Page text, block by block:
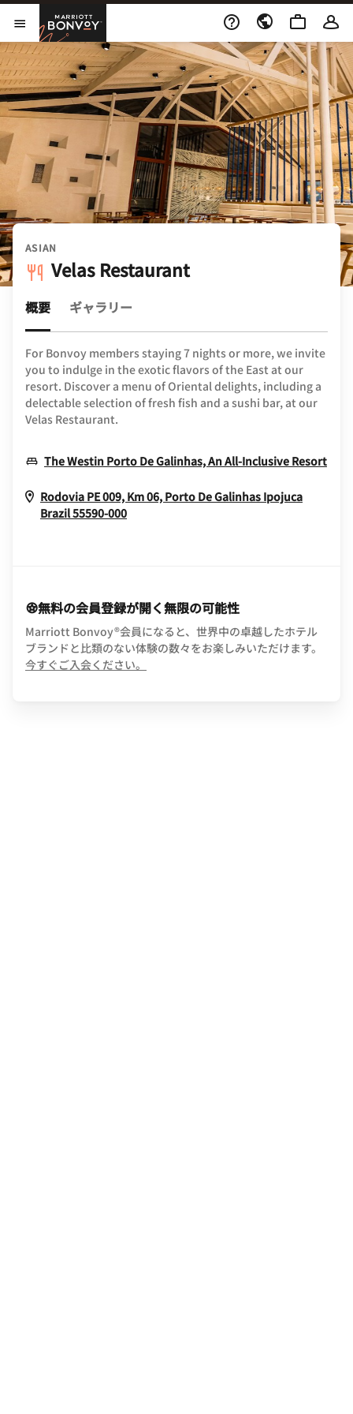
Skip to Content
メニューを開く
Marriott Bonvoy
ASIAN
Velas Restaurant
概要 ギャラリー
For Bonvoy members staying 7 nights or more, we invite
you to indulge in the exotic flavors of the East at our
resort. Discover a menu of Oriental delights, including a
delectable selection of fresh fish and a sushi bar, at our
Velas Restaurant.
The Westin Porto De Galinhas, An All-Inclusive Resort
Rodovia PE 009, Km 06, Porto De Galinhas Ipojuca
Brazil55590-000Opens In New Window
無料の会員登録が開く無限の可能性
Marriott Bonvoy®会員になると、世界中の卓越したホテル
ブランドと比類のない体験の数々をお楽しみいただけます。
今すぐご入会ください。